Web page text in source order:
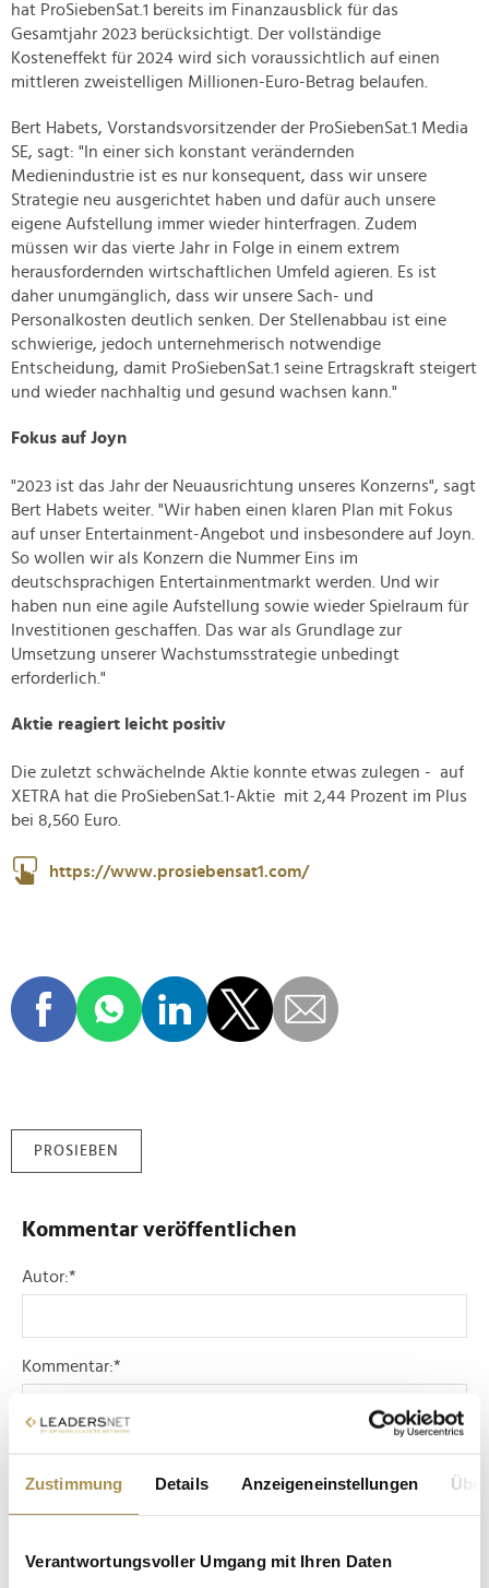
Zustimmung Details Anzeigeneinstellungen
Verantwortungsvoller Umgang mit Ihren Daten
hat ProSiebenSat.1 bereits im Finanzausblick für das
Gesamtjahr 2023 berücksichtigt. Der vollständige
Kosteneffekt für 2024 wird sich voraussichtlich auf einen
mittleren zweistelligen Millionen-Euro-Betrag belaufen.
Bert Habets, Vorstandsvorsitzender der ProSiebenSat.1 Media
SE, sagt: "In einer sich konstant verändernden
Medienindustrie ist es nur konsequent, dass wir unsere
Strategie neu ausgerichtet haben und dafür auch unsere
eigene Aufstellung immer wieder hinterfragen. Zudem
müssen wir das vierte Jahr in Folge in einem extrem
herausfordernden wirtschaftlichen Umfeld agieren. Es ist
daher unumgänglich, dass wir unsere Sach- und
Personalkosten deutlich senken. Der Stellenabbau ist eine
schwierige, jedoch unternehmerisch notwendige
Entscheidung, damit ProSiebenSat.1 seine Ertragskraft steigert
und wieder nachhaltig und gesund wachsen kann."
Fokus auf Joyn
"2023 ist das Jahr der Neuausrichtung unseres Konzerns", sagt
Bert Habets weiter. "Wir haben einen klaren Plan mit Fokus
auf unser Entertainment-Angebot und insbesondere auf Joyn.
So wollen wir als Konzern die Nummer Eins im
deutschsprachigen Entertainmentmarkt werden. Und wir
haben nun eine agile Aufstellung sowie wieder Spielraum für
Investitionen geschaffen. Das war als Grundlage zur
Umsetzung unserer Wachstumsstrategie unbedingt
erforderlich."
Aktie reagiert leicht positiv
Die zuletzt schwächelnde Aktie konnte etwas zulegen - auf
XETRA hat die ProSiebenSat.1-Aktie mit 2,44 Prozent im Plus
bei 8,560 Euro.
https://www.prosiebensat1.com/
PROSIEBEN
Kommentar veröffentlichen
Autor:*
Kommentar:*
Sicherheitscode bestätigen: